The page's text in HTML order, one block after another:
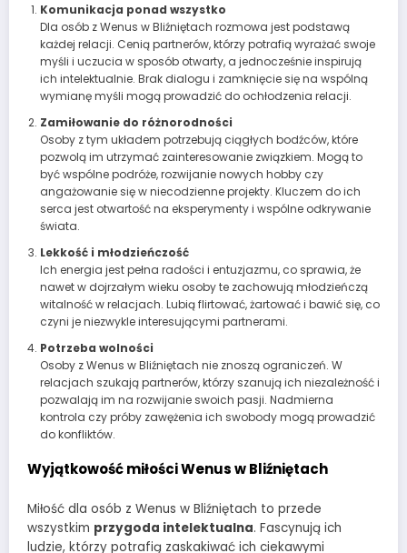
Komunikacja ponad wszystko
Dla osób z Wenus w Bliźniętach rozmowa jest podstawą
każdej relacji. Cenią partnerów, którzy potrafią wyrażać swoje
myśli i uczucia w sposób otwarty, a jednocześnie inspirują
ich intelektualnie. Brak dialogu i zamknięcie się na wspólną
wymianę myśli mogą prowadzić do ochłodzenia relacji.
Zamiłowanie do różnorodności
Osoby z tym układem potrzebują ciągłych bodźców, które
pozwolą im utrzymać zainteresowanie związkiem. Mogą to
być wspólne podróże, rozwijanie nowych hobby czy
angażowanie się w niecodzienne projekty. Kluczem do ich
serca jest otwartość na eksperymenty i wspólne odkrywanie
świata.
Lekkość i młodzieńczość
Ich energia jest pełna radości i entuzjazmu, co sprawia, że
nawet w dojrzałym wieku osoby te zachowują młodzieńczą
witalność w relacjach. Lubią flirtować, żartować i bawić się, co
czyni je niezwykle interesującymi partnerami.
Potrzeba wolności
Osoby z Wenus w Bliźniętach nie znoszą ograniczeń. W
relacjach szukają partnerów, którzy szanują ich niezależność i
pozwalają im na rozwijanie swoich pasji. Nadmierna
kontrola czy próby zawężenia ich swobody mogą prowadzić
do konfliktów.
Wyjątkowość miłości Wenus w Bliźniętach
Miłość dla osób z Wenus w Bliźniętach to przede
wszystkim przygoda intelektualna. Fascynują ich
ludzie, którzy potrafią zaskakiwać ich ciekawymi